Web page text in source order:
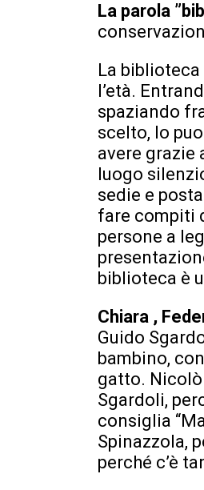
La parola
La
l’età.
spaziando
scelto, lo
avere grazie
luogo
sedie e
fare compiti
persone a
biblioteca è
Chiara ,
Guido
bambino,
gatto. Nicolò
Sgardoli,
consiglia
Spinazzola,
perché c’è